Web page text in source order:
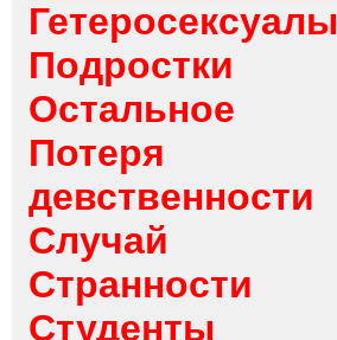
Гетеросексуалы
Подростки
Остальное
Потеря
девственности
Случай
Странности
Студенты